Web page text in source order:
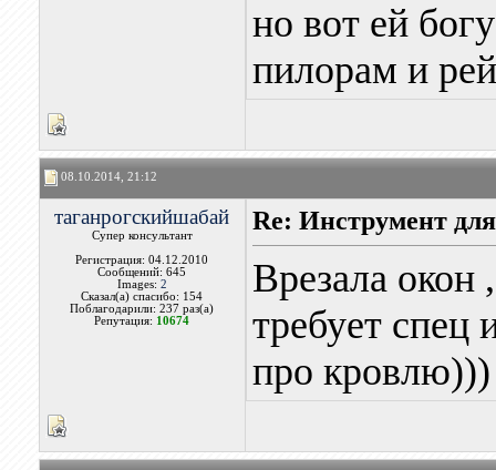
но вот ей
пилорам и
08.10.2014, 21:12
таганрогскийшабай
Супер консультант
Регистрация: 04.12.2010
Сообщений: 645
Images: 2
Сказал(а) спасибо: 154
Поблагодарили: 237 раз(а)
Репутация: 10674
Re: Инструмент
Врезала окон
требует спец
про кровлю)))